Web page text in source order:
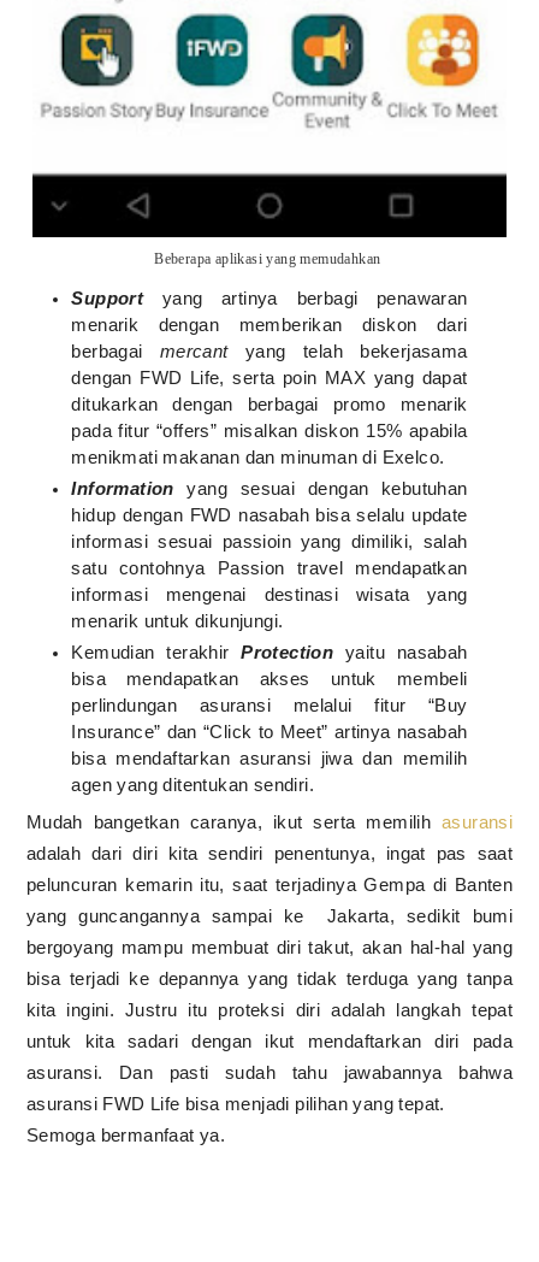
Beberapa aplikasi yang memudahkan
Supportyang artinya berbagi penawaran
menarik dengan memberikan diskon dari
berbagai mercantyang telah bekerjasama
dengan FWD Life, serta poin MAX yang dapat
ditukarkan dengan berbagai promo menarik
pada fitur “offers” misalkan diskon 15% apabila
menikmati makanan dan minuman di Exelco.
Information yang sesuai dengan kebutuhan
hidup dengan FWD nasabah bisa selalu update
informasi sesuai passioin yang dimiliki, salah
satu contohnya Passion travel mendapatkan
informasi mengenai destinasi wisata yang
menarik untuk dikunjungi.
Kemudian terakhirProtection yaitu nasabah
bisa mendapatkan akses untuk membeli
perlindungan asuransi melalui fitur “Buy
Insurance” dan “Click to Meet” artinya nasabah
bisa mendaftarkan asuransi jiwa dan memilih
agen yang ditentukan sendiri.
Mudah bangetkan caranya, ikut serta memilih asuransi
adalah dari diri kita sendiri penentunya, ingat pas saat
peluncuran kemarin itu, saat terjadinya Gempa di Banten
yang guncangannya sampai ke Jakarta, sedikit bumi
bergoyang mampu membuat diri takut, akan hal-hal yang
bisa terjadi ke depannya yang tidak terduga yang tanpa
kita ingini. Justru itu proteksi diri adalah langkah tepat
untuk kita sadari dengan ikut mendaftarkan diri pada
asuransi. Dan pasti sudah tahu jawabannya bahwa
asuransi FWD Life bisa menjadi pilihan yang tepat.
Semoga bermanfaat ya.